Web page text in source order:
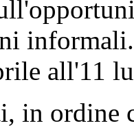
all'11
in ordine